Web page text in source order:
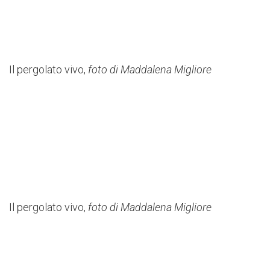
Il pergolato vivo, foto di Maddalena Migliore
Il pergolato vivo, foto di Maddalena Migliore